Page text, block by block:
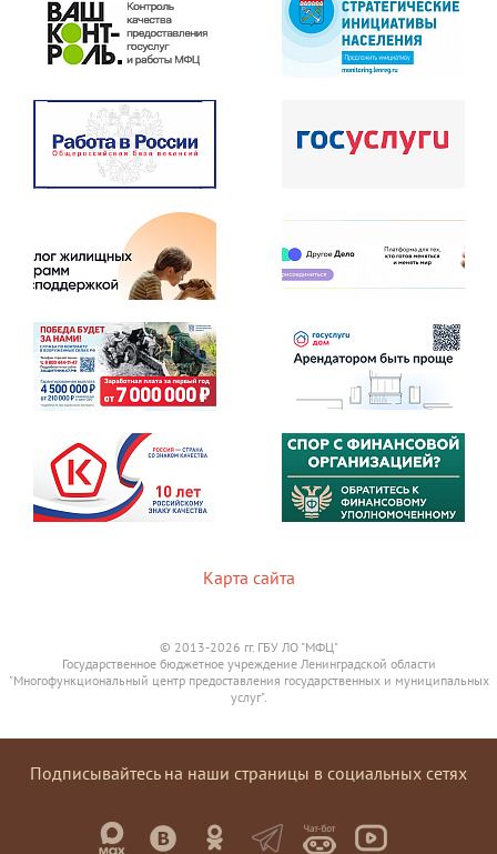
Карта сайта
© 2013-2026 гг. ГБУ ЛО "МФЦ"
Государственное бюджетное учреждение Ленинградской области
"Многофункциональный центр предоставления государственных и муниципальных
услуг".
Подписывайтесь на наши страницы в социальных сетях